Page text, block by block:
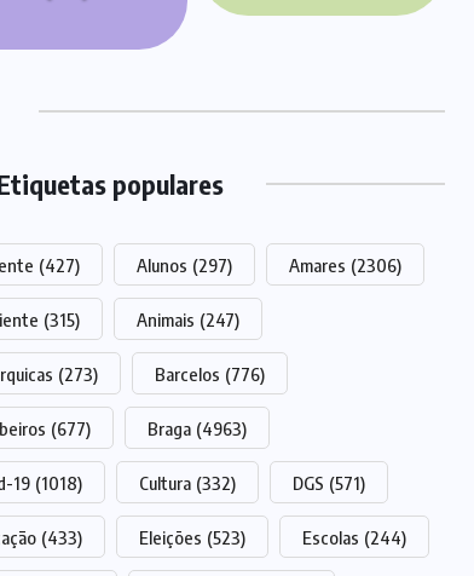
populares
(427) Alunos (297) Amares (2306)
(315) Animais (247)
(273) Barcelos (776)
(677) Braga (4963)
19 (1018) Cultura (332) DGS (571)
(433) Eleições (523) Escolas (244)